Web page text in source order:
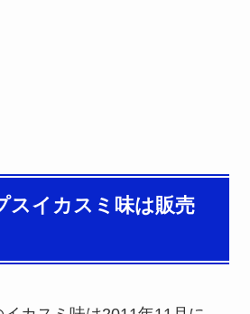
スイカスミ味は販売